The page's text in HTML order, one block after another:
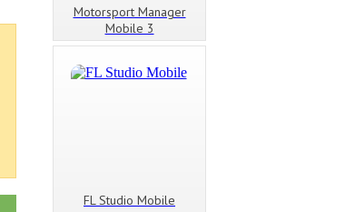
Motorsport Manager
Mobile 3
FL Studio Mobile